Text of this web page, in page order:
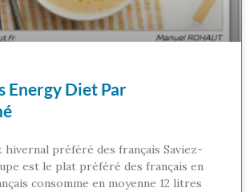
Energy Diet Par
hivernal préféré des français Saviez-
est le plat préféré des français en
consomme en moyenne 12 litres